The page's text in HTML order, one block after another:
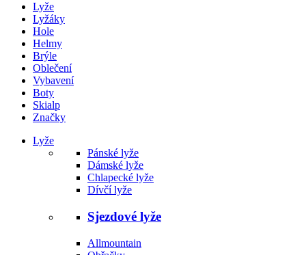
Lyže
Lyžáky
Hole
Helmy
Brýle
Oblečení
Vybavení
Boty
Skialp
Značky
Lyže
Pánské lyže
Dámské lyže
Chlapecké lyže
Dívčí lyže
Sjezdové lyže
Allmountain